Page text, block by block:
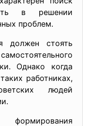
в решении
проблем.
должен стоять
Однако когда
работниках,
людей